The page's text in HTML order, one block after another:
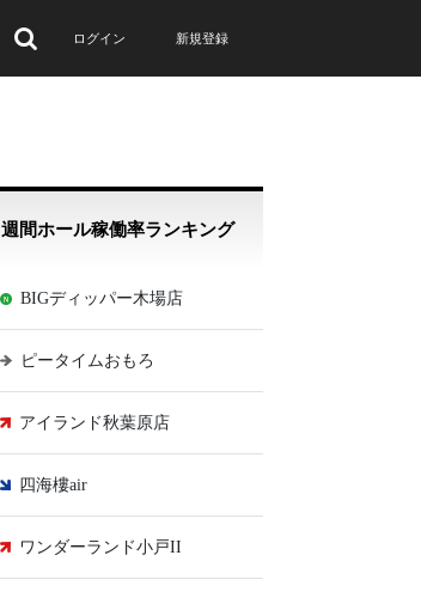
ログイン 新規登録
週間ホール稼働率ランキング
BIGディッパー木場店
ピータイムおもろ
アイランド秋葉原店
四海樓air
ワンダーランド小戸II